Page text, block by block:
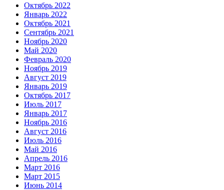
Октябрь 2022
Январь 2022
Октябрь 2021
Сентябрь 2021
Ноябрь 2020
Май 2020
Февраль 2020
Ноябрь 2019
Август 2019
Январь 2019
Октябрь 2017
Июль 2017
Январь 2017
Ноябрь 2016
Август 2016
Июль 2016
Май 2016
Апрель 2016
Март 2016
Март 2015
Июнь 2014